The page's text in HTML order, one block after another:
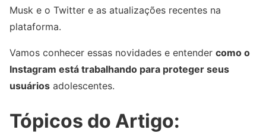
Musk e o Twitter e as atualizações recentes na
plataforma.
Vamos conhecer essas novidades e entender como o
Instagram está trabalhando para proteger seus
usuários adolescentes.
Tópicos do Artigo: